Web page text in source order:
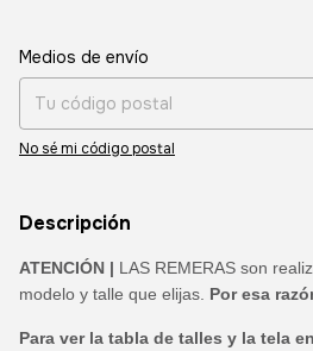
Entregas para el CP:
Medios de envío
No sé mi código postal
Descripción
ATENCIÓN | LAS REMERAS son
modelo y talle que elijas. Por esa
Para ver la tabla de talles y la tela